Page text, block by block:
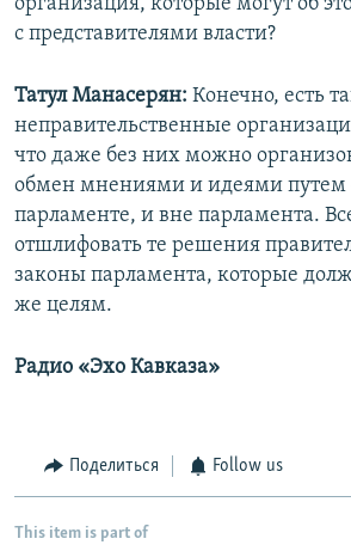
организация, которые могут об
с представителями власти?
Татул Манасерян: Конечно, есть
неправительственные
что даже без них можно
обмен мнениями и идеями путем
парламенте, и вне парламента.
отшлифовать те решения
законы парламента, которые
же целям.
Радио «Эхо Кавказа»
Поделиться Follow us
This item is part of